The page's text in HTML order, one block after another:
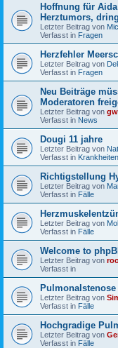
Hoffnung für
Herztumors,
Letzter Beitrag von
Verfasst in Fragen
Herzfehler
Letzter Beitrag von
Verfasst in Fragen
Neu Beiträge
Moderatoren
Letzter Beitrag von
Verfasst in News
Dougi 11 jahre
Letzter Beitrag von
Verfasst in Krankheiten
Richtigstellung
Letzter Beitrag von
Verfasst in Fälle
Letzter Beitrag von
Verfasst in Fälle
Welcome to
Letzter Beitrag von
Verfasst in
Pulmonalstenose
Letzter Beitrag von
Verfasst in Fälle
Hochgradige
Letzter Beitrag von
Verfasst in Fälle